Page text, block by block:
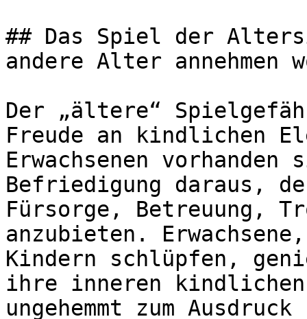
## Das Spiel der
andere Alter annehmen
Der „ältere“
Freude an kindlichen
Erwachsenen
Befriedigung daraus,
Fürsorge, Betreuung,
anzubieten.
Kindern schlüpfen,
ihre inneren kindlichen
ungehemmt zum